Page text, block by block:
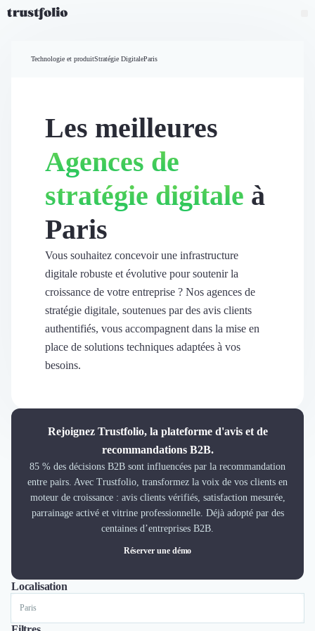
Widgets d'avis
Partage d’avis multicanal
Vidéo de témoignage
Révéler le réseau
Vitrine & média
Suivi du ROI
Voir tous nos avis clients
Découvrir le média
Demander une démo
Cabinet de Recrutement
Formation
Teambuilding
Marque Employeur
Conseil en Management et Organisation
Portage Salarial
Responsabilité Sociétale des Entreprises (RSE)
Marketplace de freelance
Coaching
Accueil
Technologie et produitStratégie DigitaleParis
Les meilleures
Agences de
stratégie digitale à
Paris
Vous souhaitez concevoir une infrastructure
digitale robuste et évolutive pour soutenir la
croissance de votre entreprise ? Nos agences de
stratégie digitale, soutenues par des avis clients
authentifiés, vous accompagnent dans la mise en
place de solutions techniques adaptées à vos
besoins.
Rejoignez Trustfolio, la plateforme d'avis et de
recommandations B2B.
85 % des décisions B2B sont influencées par la recommandation
entre pairs. Avec Trustfolio, transformez la voix de vos clients en
moteur de croissance : avis clients vérifiés, satisfaction mesurée,
parrainage activé et vitrine professionnelle. Déjà adopté par des
centaines d’entreprises B2B.
Réserver une démo
Localisation
ToutLyonParis